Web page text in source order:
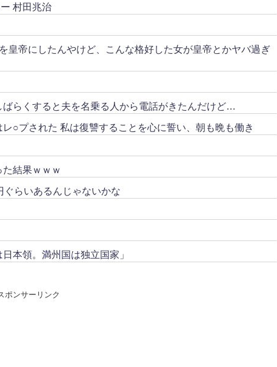
村田兆治
皇帝にしたんやけど、こんな格好した女が皇帝とかヤバ過ぎ
らくすると夫を名乗る人から電話がきたんだけど…
○プされた 私は復讐することを心に誓い、朝も晩も働き
結果ｗｗｗ
らいあるんじゃないかな
本領。満州国は独立国家」
ポンサーリンク